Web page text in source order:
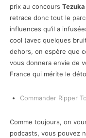
prix au concours Tezuka
retrace donc tout le
influences qu’il a
cool (avec quelques
dehors, on espère que
vous donnera envie de
France qui mérite le
Commander Ripper
Comme toujours, on
podcasts, vous pouvez